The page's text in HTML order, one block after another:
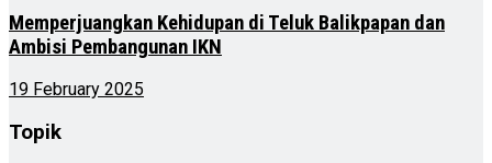
Memperjuangkan Kehidupan di Teluk Balikpapan dan
Ambisi Pembangunan IKN
19 February 2025
Topik